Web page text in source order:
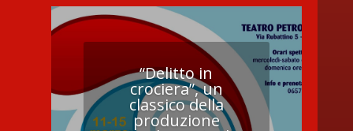
“Delitto in
crociera”, un
classico della
produzione